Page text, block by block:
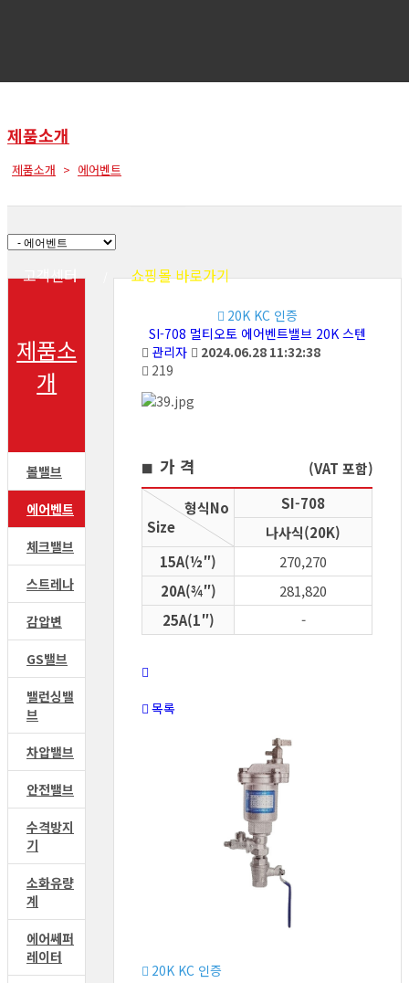
고객센터 쇼핑몰 바로가기
제품소개
제품소개 에어벤트
제품소
개
볼밸브
에어벤트
체크밸브
스트레나
감압변
GS밸브
밸런싱밸
브
차압밸브
안전밸브
수격방지
기
소화유량
계
에어쎄퍼
레이터
20K KC 인증
SI-708 멀티오토 에어벤트밸브 20K 스텐
관리자
2024.06.28 11:32:38
219
■ 가 격 (VAT 포함)
형식No
Size
SI-708
나사식(20K)
15A(½″)
270,270
20A(¾″)
281,820
25A(1″)
-
목록
20K KC 인증